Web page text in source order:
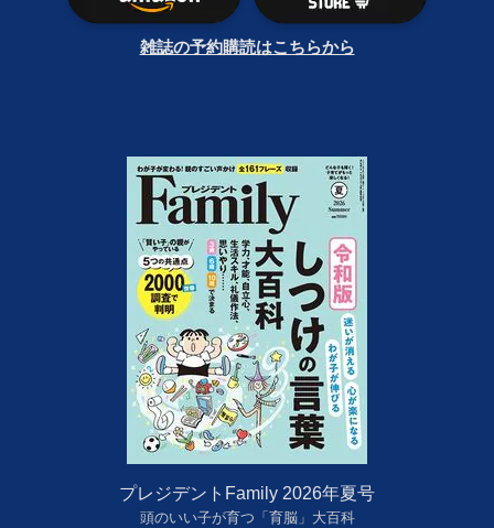
雑誌の予約購読はこちらから
プレジデントFamily 2026年夏号
頭のいい子が育つ「育脳」大百科